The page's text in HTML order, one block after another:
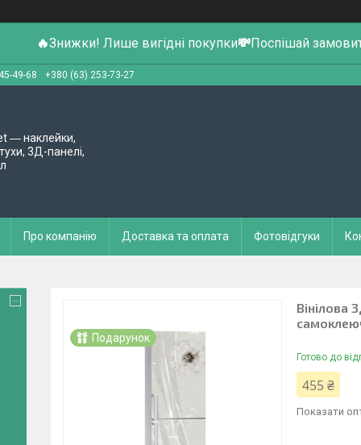
🔥Знижки! Лише вигідні покупки💸Поспішай
49-68 +380 (63) 253-73-27
― наклейки,
3Д-панелі,
Про компанію Доставка та оплата Фотовідгуки
Подарунок
Вінілова
Готово до
455 ₴
Показати